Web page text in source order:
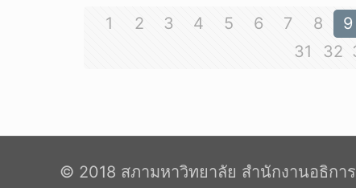
1 2 3 4 5 6 7 8 9
31
32
© 2018 สภามหาวิทยาลัย สำนักงานอธิก